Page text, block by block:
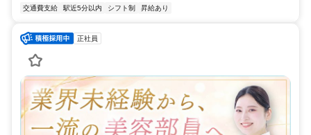
交通費支給 駅近5分以内 シフト制 昇給あり
正社員